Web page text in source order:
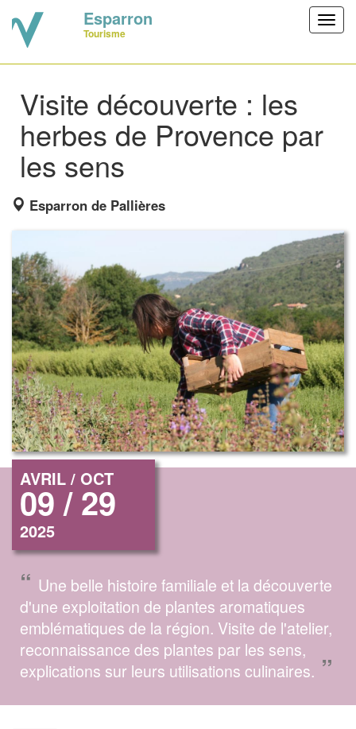
Esparron
Tourisme
Visite découverte : les
herbes de Provence par
les sens
Esparron de Pallières
AVRIL / OCT
09 / 29
2025
“ Une belle histoire familiale et la découverte
d'une exploitation de plantes aromatiques
emblématiques de la région. Visite de l'atelier,
reconnaissance des plantes par les sens,
explications sur leurs utilisations culinaires. ”